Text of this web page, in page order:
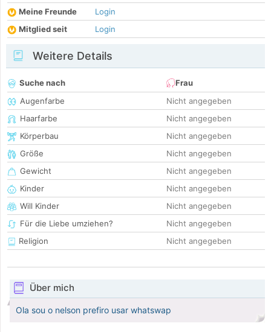
Meine Freunde
Login
Mitglied seit
Login
Weitere Details
Suche nach
Frau
Augenfarbe
Nicht angegeben
Haarfarbe
Nicht angegeben
Körperbau
Nicht angegeben
Größe
Nicht angegeben
Gewicht
Nicht angegeben
Kinder
Nicht angegeben
Will Kinder
Nicht angegeben
Für die Liebe umziehen?
Nicht angegeben
Religion
Nicht angegeben
Über mich
Ola sou o nelson prefiro usar whatswap